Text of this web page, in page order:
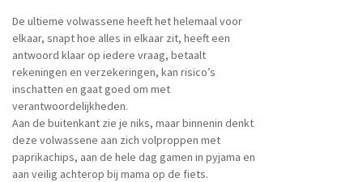
De ultieme volwassene heeft het helemaal voor
elkaar, snapt hoe alles in elkaar zit, heeft een
antwoord klaar op iedere vraag, betaalt
rekeningen en verzekeringen, kan risico’s
inschatten en gaat goed om met
verantwoordelijkheden.
Aan de buitenkant zie je niks, maar binnenin denkt
deze volwassene aan zich volproppen met
paprikachips, aan de hele dag gamen in pyjama en
aan veilig achterop bij mama op de fiets.